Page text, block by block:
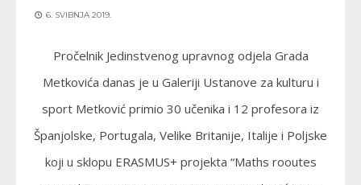
6. SVIBNJA 2019.
Pročelnik Jedinstvenog upravnog odjela Grada
Metkovića danas je u Galeriji Ustanove za kulturu i
sport Metković primio 30 učenika i 12 profesora iz
Španjolske, Portugala, Velike Britanije, Italije i Poljske
koji u sklopu ERASMUS+ projekta “Maths rooutes